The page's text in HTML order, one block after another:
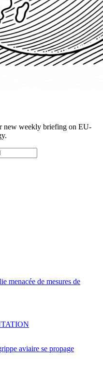
new weekly briefing on EU-
menacée de mesures de
aviaire se propage